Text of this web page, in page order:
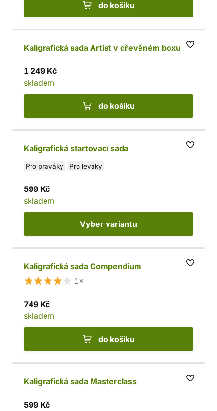
do košíku
Kaligrafická sada Artist v dřevěném boxu
1 249 Kč
skladem
do košíku
Kaligrafická startovací sada
Pro praváky Pro leváky
599 Kč
skladem
Vyber variantu
Kaligrafická sada Compendium
1×
749 Kč
skladem
do košíku
Kaligrafická sada Masterclass
599 Kč